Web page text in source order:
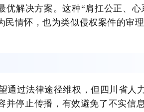
优解决方案。这种“肩扛公正、心
情怀，也为类似侵权案件的审理
通过法律途径维权，但四川省人
并停止传播，有效避免了不实信